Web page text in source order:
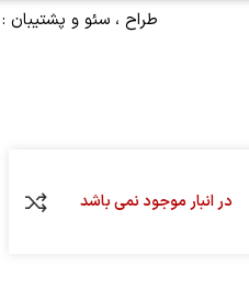
طراح ، سئو و پشتیبان :
در انبار موجود نمی باشد